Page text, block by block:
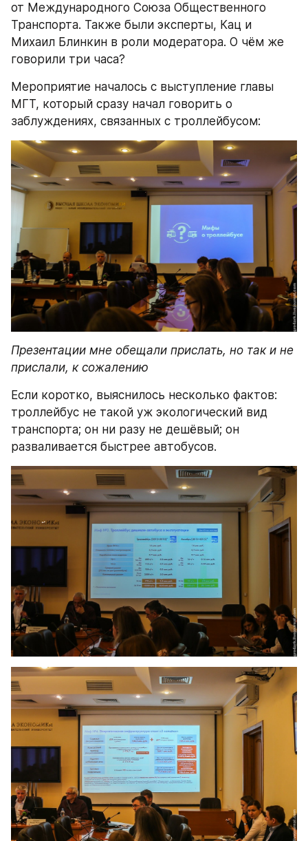
от Международного Союза Общественного
Транспорта. Также были эксперты, Кац и
Михаил Блинкин в роли модератора. О чём же
говорили три часа?
Мероприятие началось с выступление главы
МГТ, который сразу начал говорить о
заблуждениях, связанных с троллейбусом:
Презентации мне обещали прислать, но так и не
прислали, к сожалению
Если коротко, выяснилось несколько фактов:
троллейбус не такой уж экологический вид
транспорта; он ни разу не дешёвый; он
разваливается быстрее автобусов.